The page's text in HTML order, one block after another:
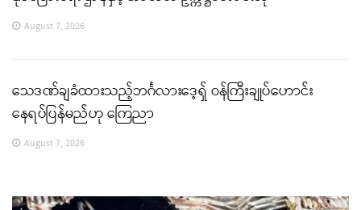
August 7, 2026
သေဒဏ်ချခံထားသည့်ဘင်္ဂလားဒေ့ရှ် ဝန်ကြီးချုပ်ဟောင်း
နေရပ်ပြန်မည်ဟု ကြေညာ
August 7, 2026